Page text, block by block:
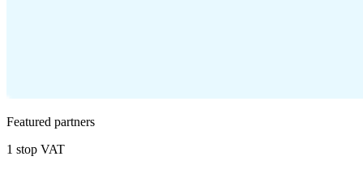
fiscalité indirecte
environnementaux
Featured partners
1 stop VAT